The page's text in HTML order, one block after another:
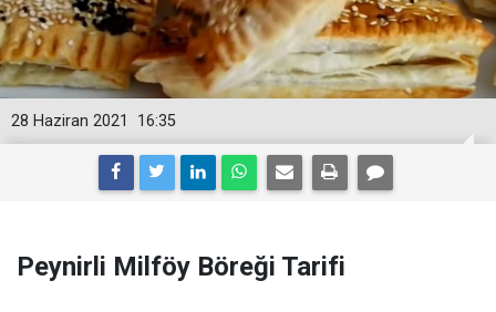
16:35
28 Haziran 2021
Peynirli Milföy Böreği Tarifi